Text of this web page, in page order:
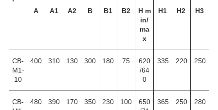
А A1 A2 В B1 B2 Н m
in/
ma
x
H1 H2 H3
СВ-
М1-
10
400 310 130 300 180 75
620
/64
0
335 220 250
СВ-
480 390 170 350 230 100
650
365 250 280